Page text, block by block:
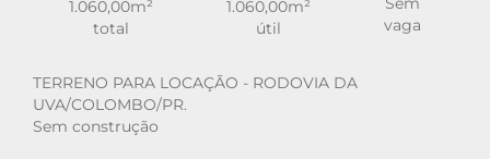
1.060,00m²
total
1.060,00m²
útil
vaga
TERRENO PARA LOCAÇÃO - RODOVIA DA
UVA/COLOMBO/PR.
Sem construção